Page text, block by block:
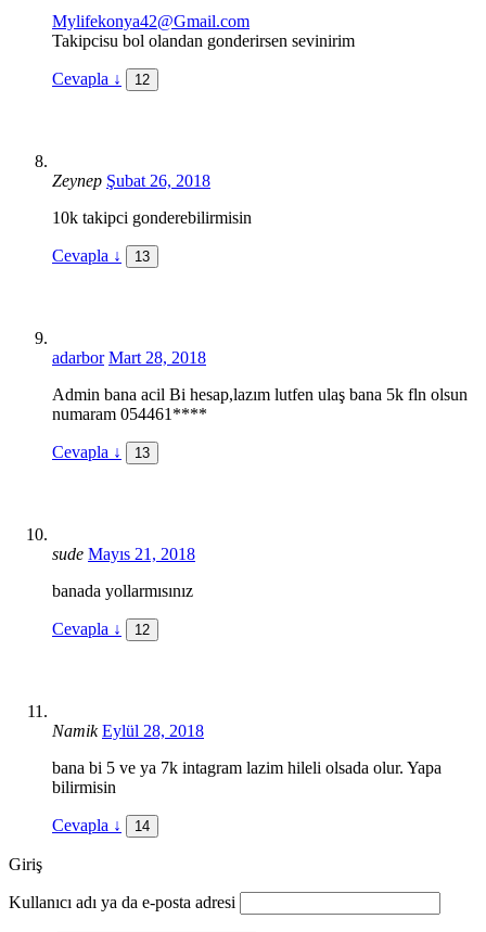
Mylifekonya42@Gmail.com
Takipcisu bol olandan gonderirsen sevinirim
Cevapla ↓ 12
Zeynep Şubat 26, 2018
10k takipci gonderebilirmisin
Cevapla ↓ 13
adarbor Mart 28, 2018
Admin bana acil Bi hesap,lazım lutfen ulaş bana 5k fln olsun
numaram 054461****
Cevapla ↓ 13
sude Mayıs 21, 2018
banada yollarmısınız
Cevapla ↓ 12
Namik Eylül 28, 2018
bana bi 5 ve ya 7k intagram lazim hileli olsada olur. Yapa
bilirmisin
Cevapla ↓ 14
Giriş
Kullanıcı adı ya da e-posta adresi